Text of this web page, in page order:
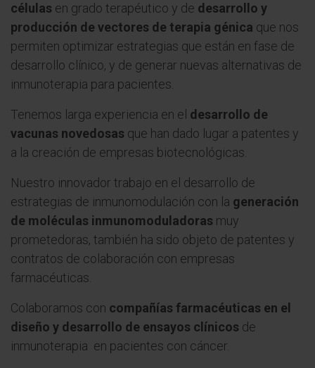
células en grado terapéutico y de desarrollo y
producción de vectores de terapia génica que nos
permiten optimizar estrategias que están en fase de
desarrollo clínico, y de generar nuevas alternativas de
inmunoterapia para pacientes.
Tenemos larga experiencia en el desarrollo de
vacunas novedosas que han dado lugar a patentes y
a la creación de empresas biotecnológicas.
Nuestro innovador trabajo en el desarrollo de
estrategias de inmunomodulación con la generación
de moléculas inmunomoduladoras muy
prometedoras, también ha sido objeto de patentes y
contratos de colaboración con empresas
farmacéuticas.
Colaboramos con compañías farmacéuticas en el
diseño y desarrollo de ensayos clínicos de
inmunoterapia en pacientes con cáncer.